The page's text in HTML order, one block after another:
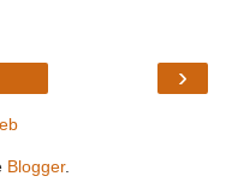
›
Blogger.